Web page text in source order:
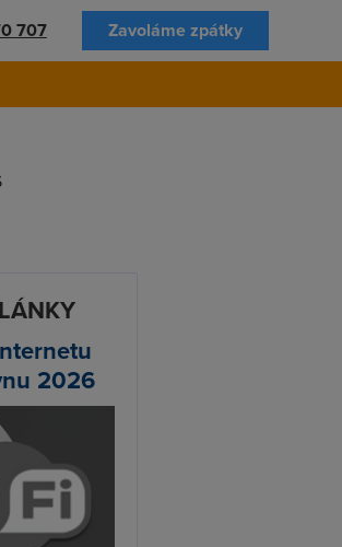
707 Zavoláme zpátky
2026